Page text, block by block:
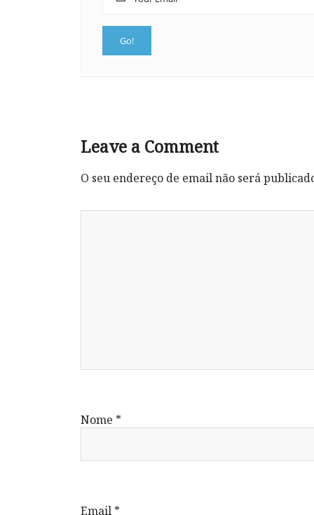
Leave a Comment
O seu endereço de email não será
Nome *
Email *